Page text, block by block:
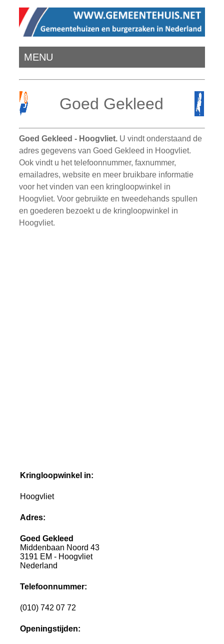
MENU
Goed Gekleed
Goed Gekleed - Hoogvliet. U vindt onderstaand de
adres gegevens van Goed Gekleed in Hoogvliet.
Ook vindt u het telefoonnummer, faxnummer,
emailadres, website en meer bruikbare informatie
voor het vinden van een kringloopwinkel in
Hoogvliet. Voor gebruikte en tweedehands spullen
en goederen bezoekt u de kringloopwinkel in
Hoogvliet.
Kringloopwinkel in:
Hoogvliet
Adres:
Goed Gekleed
Middenbaan Noord 43
3191 EM - Hoogvliet
Nederland
Telefoonnummer:
(010) 742 07 72
Openingstijden: